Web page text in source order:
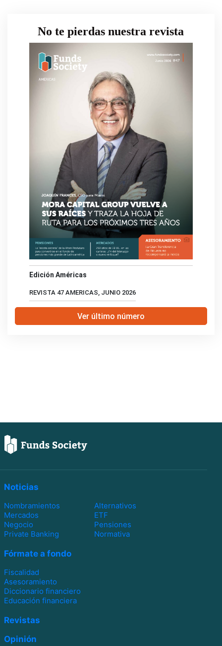
No te pierdas nuestra revista
Edición Américas
REVISTA 47 AMERICAS, JUNIO 2026
Ver último número
Noticias
Nombramientos
Alternativos
Mercados
ETF
Negocio
Pensiones
Private Banking
Normativa
Fórmate a fondo
Fiscalidad
Asesoramiento
Diccionario financiero
Educación financiera
Revistas
Opinión